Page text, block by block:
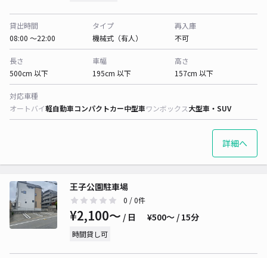
貸出時間
08:00 〜22:00
タイプ
機械式（有人）
再入庫
不可
長さ
500cm 以下
車幅
195cm 以下
高さ
157cm 以下
対応車種
オートバイ軽自動車コンパクトカー中型車ワンボックス大型車・SUV
詳細へ
王子公園駐車場
0 / 0件
¥2,100〜 / 日 ¥500〜 / 15分
時間貸し可